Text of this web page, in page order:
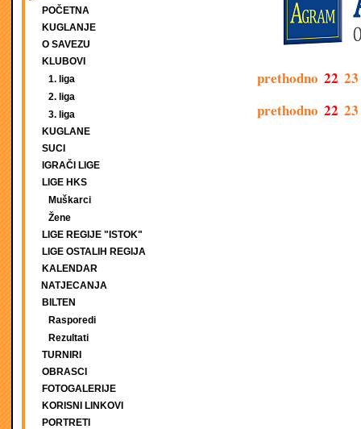
POČETNA
KUGLANJE
O SAVEZU
KLUBOVI
1. liga
2. liga
3. liga
KUGLANE
SUCI
IGRAČI LIGE
LIGE HKS
Muškarci
Žene
LIGE REGIJE "ISTOK"
LIGE OSTALIH REGIJA
KALENDAR
NATJECANJA
BILTEN
Rasporedi
Rezultati
TURNIRI
OBRASCI
FOTOGALERIJE
KORISNI LINKOVI
PORTRETI
prethodno 22 23
prethodno 22 23